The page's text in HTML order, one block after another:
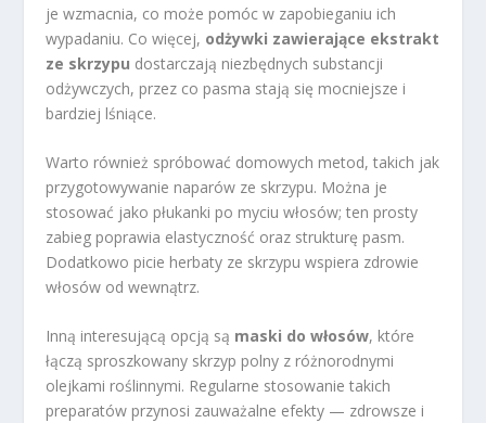
je wzmacnia, co może pomóc w zapobieganiu ich
wypadaniu. Co więcej, odżywki zawierające ekstrakt
ze skrzypu dostarczają niezbędnych substancji
odżywczych, przez co pasma stają się mocniejsze i
bardziej lśniące.
Warto również spróbować domowych metod, takich jak
przygotowywanie naparów ze skrzypu. Można je
stosować jako płukanki po myciu włosów; ten prosty
zabieg poprawia elastyczność oraz strukturę pasm.
Dodatkowo picie herbaty ze skrzypu wspiera zdrowie
włosów od wewnątrz.
Inną interesującą opcją są maski do włosów, które
łączą sproszkowany skrzyp polny z różnorodnymi
olejkami roślinnymi. Regularne stosowanie takich
preparatów przynosi zauważalne efekty — zdrowsze i